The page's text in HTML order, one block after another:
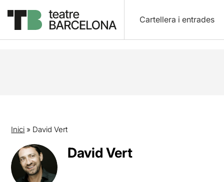
Cartellera i entrades
Inici » David Vert
David Vert